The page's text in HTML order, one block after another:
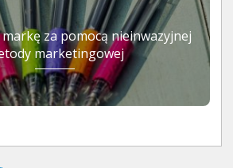
za pomocą nieinwazyjnej
marketingowej